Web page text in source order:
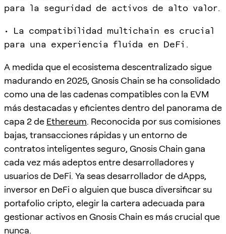
para la seguridad de activos de alto valor.
• La compatibilidad multichain es crucial
para una experiencia fluida en DeFi.
A medida que el ecosistema descentralizado sigue
madurando en 2025, Gnosis Chain se ha consolidado
como una de las cadenas compatibles con la EVM
más destacadas y eficientes dentro del panorama de
capa 2 de Ethereum. Reconocida por sus comisiones
bajas, transacciones rápidas y un entorno de
contratos inteligentes seguro, Gnosis Chain gana
cada vez más adeptos entre desarrolladores y
usuarios de DeFi. Ya seas desarrollador de dApps,
inversor en DeFi o alguien que busca diversificar su
portafolio cripto, elegir la cartera adecuada para
gestionar activos en Gnosis Chain es más crucial que
nunca.